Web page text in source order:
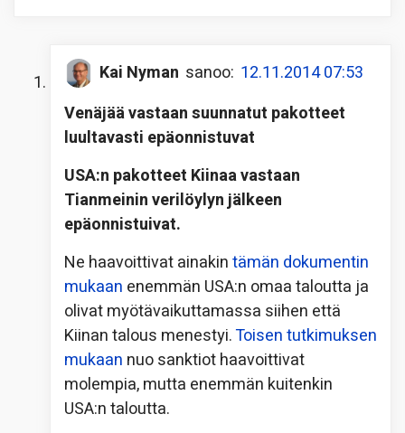
Kai Nyman sanoo: 12.11.2014 07:53
Venäjää vastaan suunnatut pakotteet
luultavasti epäonnistuvat
USA:n pakotteet Kiinaa vastaan
Tianmeinin verilöylyn jälkeen
epäonnistuivat.
Ne haavoittivat ainakintämän dokumentin
mukaan enemmän USA:n omaa taloutta ja
olivat myötävaikuttamassa siihen että
Kiinan talous menestyi.Toisen tutkimuksen
mukaan nuo sanktiot haavoittivat
molempia, mutta enemmän kuitenkin
USA:n taloutta.